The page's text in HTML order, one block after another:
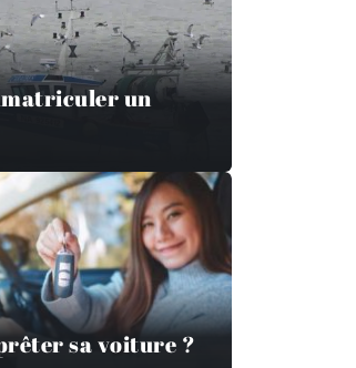
un
sa voiture ?